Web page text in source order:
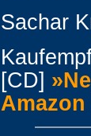
Sachar
[CD]